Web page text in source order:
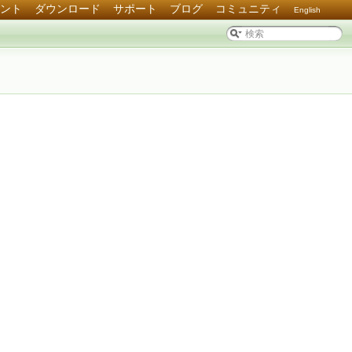
ト
文字コード
セキュリティ
開発者ガイド
O/R マッパー
ORM API リファレンス
PHP API リファレンス
ダウンロード
サポート
ブログ
コミュニティ
Issueトラッカー
English